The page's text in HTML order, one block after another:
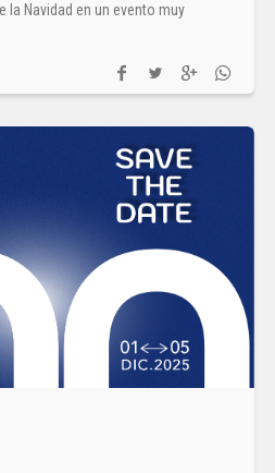
la Navidad en un evento muy